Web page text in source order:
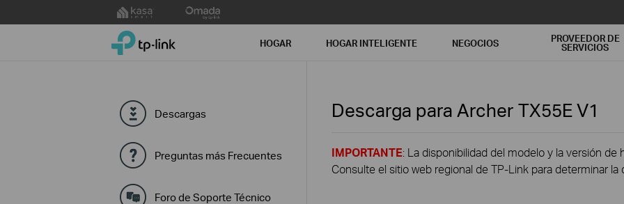
to
TP-Link, Reliably Smart HOGAR HOGAR INTELIGENTE NEGOCIOS PROVEEDOR DE
SERVICIOS
Descargas
Preguntas más Frecuentes
Foro de Soporte Técnico
Descarga para Archer TX55E V1
IMPORTANTE: La disponibilidad del modelo y la versión de
Consulte el sitio web regional de TP-Link para determinar la